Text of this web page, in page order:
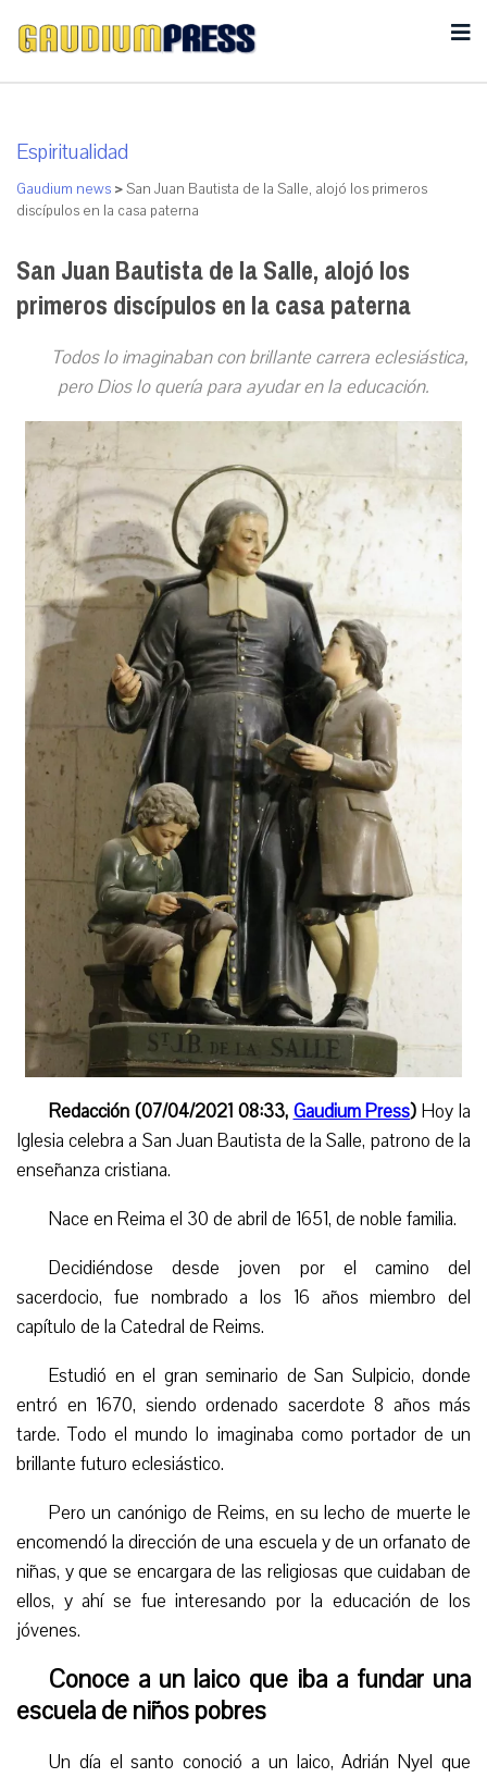
Espiritualidad
Gaudium news >San Juan Bautista de la Salle, alojó los primeros
discípulos en la casa paterna
San Juan Bautista de la Salle, alojó los
primeros discípulos en la casa paterna
Todos lo imaginaban con brillante carrera eclesiástica,
pero Dios lo quería para ayudar en la educación.
Redacción (07/04/2021 08:33, Gaudium Press) Hoy la
Iglesia celebra a San Juan Bautista de la Salle, patrono de la
enseñanza cristiana.
Nace en Reima el 30 de abril de 1651, de noble familia.
Decidiéndose desde joven por el camino del
sacerdocio, fue nombrado a los 16 años miembro del
capítulo de la Catedral de Reims.
Estudió en el gran seminario de San Sulpicio, donde
entró en 1670, siendo ordenado sacerdote 8 años más
tarde. Todo el mundo lo imaginaba como portador de un
brillante futuro eclesiástico.
Pero un canónigo de Reims, en su lecho de muerte le
encomendó la dirección de una escuela y de un orfanato de
niñas, y que se encargara de las religiosas que cuidaban de
ellos, y ahí se fue interesando por la educación de los
jóvenes.
Conoce a un laico que iba a fundar una
escuela de niños pobres
Un día el santo conoció a un laico, Adrián Nyel que